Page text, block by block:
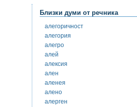
Близки думи от речника
алегоричност
алегория
алегро
алей
алексия
ален
аленея
алено
алерген